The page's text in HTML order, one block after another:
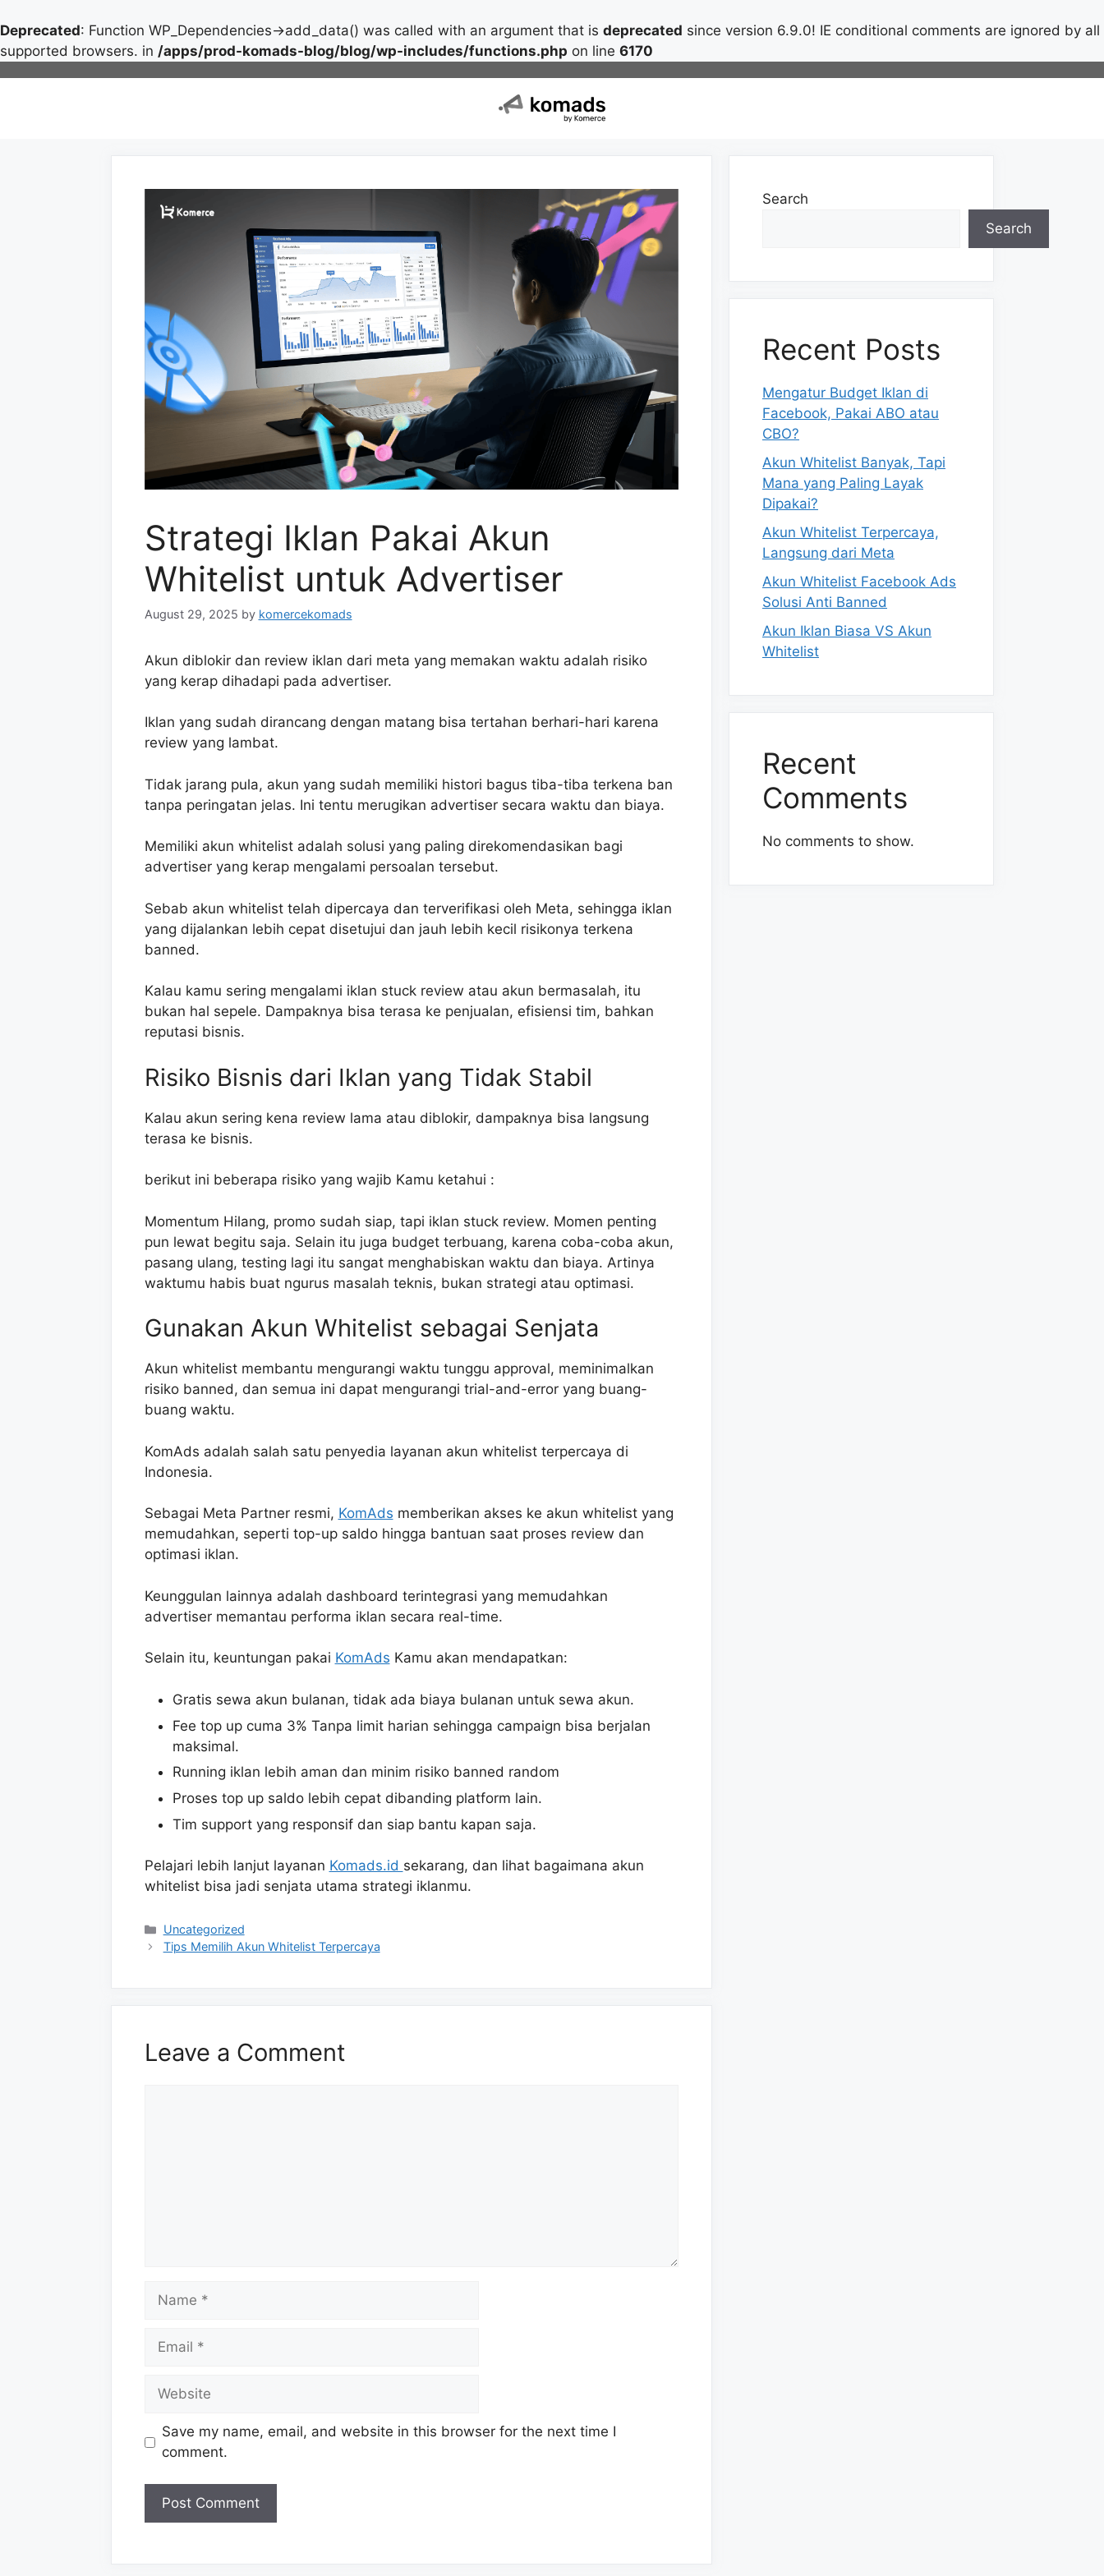
Deprecated: Function WP_Dependencies->add_data() was called with an argument that is deprecated since version 6.9.0! IE conditional comments are ignored by all
supported browsers. in /apps/prod-komads-blog/blog/wp-includes/functions.php on line 6170
Strategi Iklan Pakai Akun
Whitelist untuk Advertiser
August 29, 2025 by komercekomads
Akun diblokir dan review iklan dari meta yang memakan waktu adalah risiko
yang kerap dihadapi pada advertiser.
Iklan yang sudah dirancang dengan matang bisa tertahan berhari-hari karena
review yang lambat.
Tidak jarang pula, akun yang sudah memiliki histori bagus tiba-tiba terkena ban
tanpa peringatan jelas. Ini tentu merugikan advertiser secara waktu dan biaya.
Memiliki akun whitelist adalah solusi yang paling direkomendasikan bagi
advertiser yang kerap mengalami persoalan tersebut.
Sebab akun whitelist telah dipercaya dan terverifikasi oleh Meta, sehingga iklan
yang dijalankan lebih cepat disetujui dan jauh lebih kecil risikonya terkena
banned.
Kalau kamu sering mengalami iklan stuck review atau akun bermasalah, itu
bukan hal sepele. Dampaknya bisa terasa ke penjualan, efisiensi tim, bahkan
reputasi bisnis.
Risiko Bisnis dari Iklan yang Tidak Stabil
Kalau akun sering kena review lama atau diblokir, dampaknya bisa langsung
terasa ke bisnis.
berikut ini beberapa risiko yang wajib Kamu ketahui :
Momentum Hilang, promo sudah siap, tapi iklan stuck review. Momen penting
pun lewat begitu saja. Selain itu juga budget terbuang, karena coba-coba akun,
pasang ulang, testing lagi itu sangat menghabiskan waktu dan biaya. Artinya
waktumu habis buat ngurus masalah teknis, bukan strategi atau optimasi.
Gunakan Akun Whitelist sebagai Senjata
Akun whitelist membantu mengurangi waktu tunggu approval, meminimalkan
risiko banned, dan semua ini dapat mengurangi trial-and-error yang buang-
buang waktu.
KomAds adalah salah satu penyedia layanan akun whitelist terpercaya di
Indonesia.
Sebagai Meta Partner resmi, KomAds memberikan akses ke akun whitelist yang
memudahkan, seperti top-up saldo hingga bantuan saat proses review dan
optimasi iklan.
Keunggulan lainnya adalah dashboard terintegrasi yang memudahkan
advertiser memantau performa iklan secara real-time.
Selain itu, keuntungan pakai KomAds Kamu akan mendapatkan:
Gratis sewa akun bulanan, tidak ada biaya bulanan untuk sewa akun.
Fee top up cuma 3% Tanpa limit harian sehingga campaign bisa berjalan
maksimal.
Running iklan lebih aman dan minim risiko banned random
Proses top up saldo lebih cepat dibanding platform lain.
Tim support yang responsif dan siap bantu kapan saja.
Pelajari lebih lanjut layanan Komads.id sekarang, dan lihat bagaimana akun
whitelist bisa jadi senjata utama strategi iklanmu.
Categories
Uncategorized
Tips Memilih Akun Whitelist Terpercaya
Leave a Comment
Name
Email
Website
Save my name, email, and website in this browser for the next time I
comment.
Search
Search
Recent Posts
Mengatur Budget Iklan di
Facebook, Pakai ABO atau
CBO?
Akun Whitelist Banyak, Tapi
Mana yang Paling Layak
Dipakai?
Akun Whitelist Terpercaya,
Langsung dari Meta
Akun Whitelist Facebook Ads
Solusi Anti Banned
Akun Iklan Biasa VS Akun
Whitelist
Recent
Comments
No comments to show.